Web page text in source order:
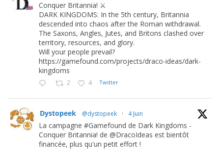
Conquer Britannia! ⚔️
DARK KINGDOMS: In the 5th century, Britannia
descended into chaos after the Roman withdrawal.
The Saxons, Angles, Jutes, and Britons clashed over
territory, resources, and glory.
Will your people prevail?
https://gamefound.com/projects/draco-ideas/dark-
kingdoms
2 4 Twitter
Dystopeek @dystopeek · 4 Juin
La campagne #Gamefound de Dark Kingdoms -
Conquer Britannia! de @DracoIdeas est bientôt
financée, plus qu'un petit effort !